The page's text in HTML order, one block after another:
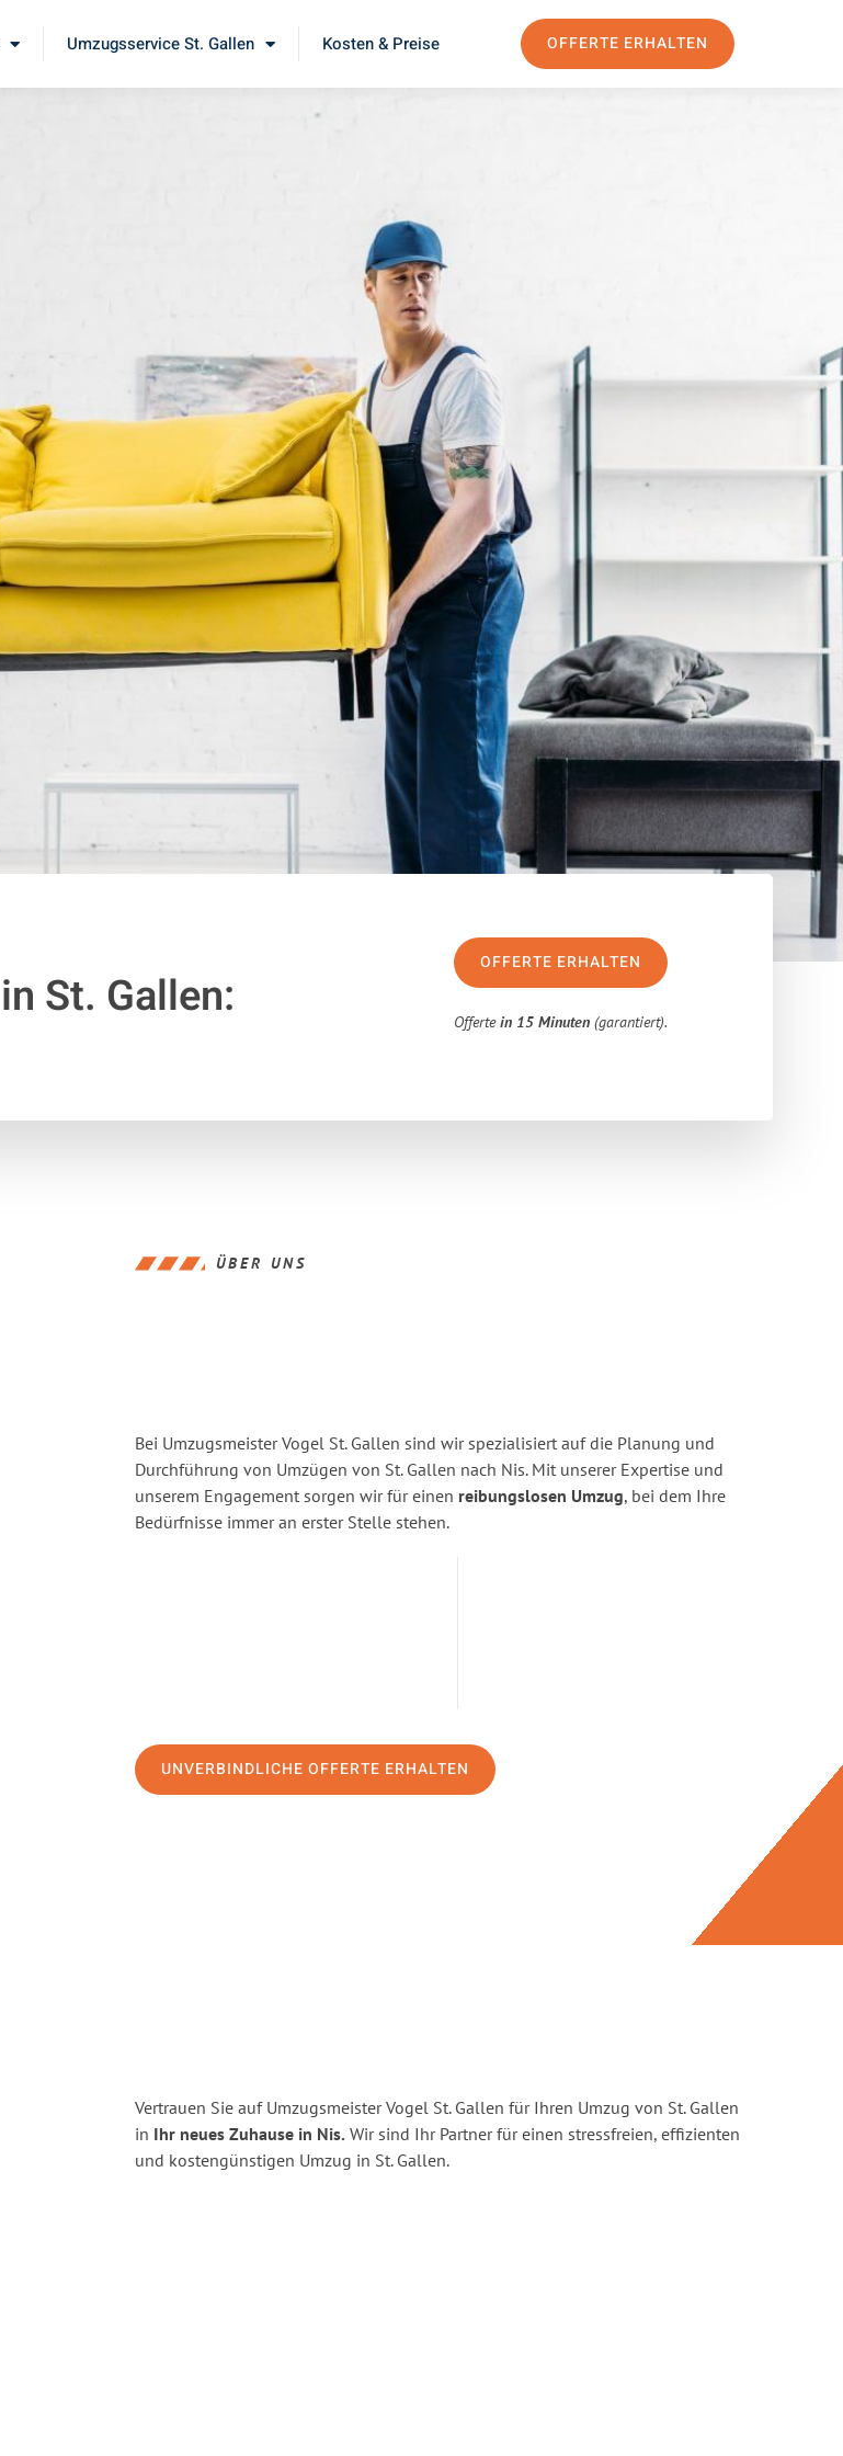
Umzugsservice St. Gallen Kosten & Preise OFFERTE ERHALTEN
in St. Gallen:
OFFERTE ERHALTEN
Offertein 15 Minuten (garantiert).
ÜBER UNS
Bei Umzugsmeister Vogel St. Gallen sind wir spezialisiert auf die Planung und
Durchführung von Umzügen von St. Gallen nach Nis. Mit unserer Expertise und
unserem Engagement sorgen wir für einen reibungslosen Umzug, bei dem Ihre
Bedürfnisse immer an erster Stelle stehen.
UNVERBINDLICHE OFFERTE ERHALTEN
Vertrauen Sie auf Umzugsmeister Vogel St. Gallen für Ihren Umzug von St. Gallen
in Ihr neues Zuhause in Nis. Wir sind Ihr Partner für einen stressfreien, effizienten
und kostengünstigen Umzug in St. Gallen.